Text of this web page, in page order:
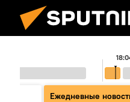
Ежедневные